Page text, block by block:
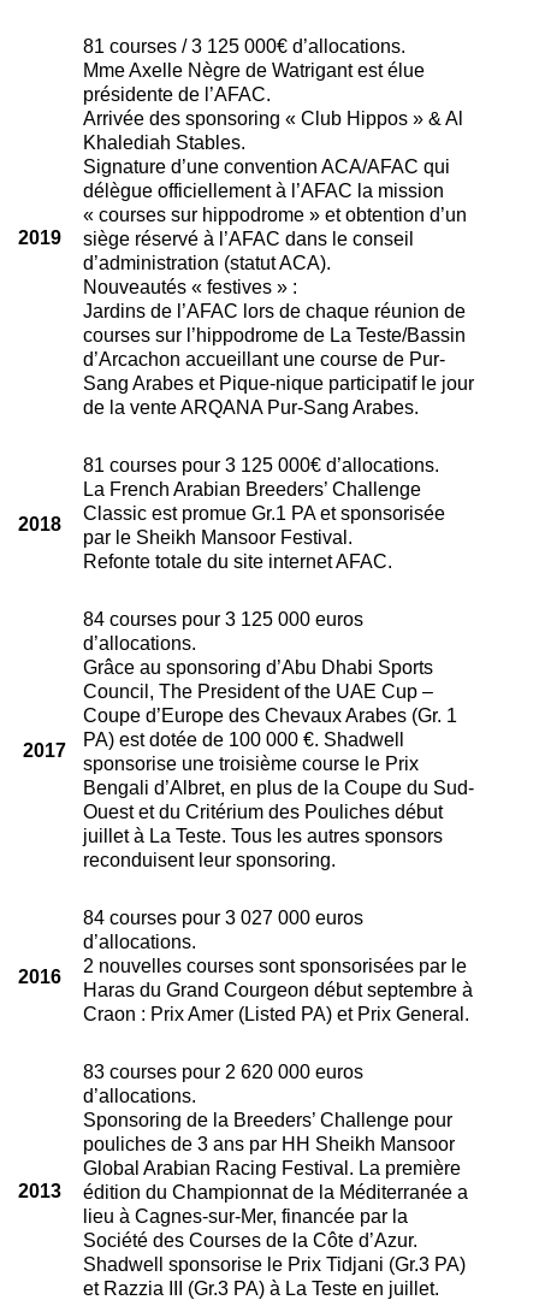
2019
81 courses / 3 125 000€ d’allocations.
Mme Axelle Nègre de Watrigant est élue
présidente de l’AFAC.
Arrivée des sponsoring « Club Hippos » & Al
Khalediah Stables.
Signature d’une convention ACA/AFAC qui
délègue officiellement à l’AFAC la mission
« courses sur hippodrome » et obtention d’un
siège réservé à l’AFAC dans le conseil
d’administration (statut ACA).
Nouveautés « festives » :
Jardins de l’AFAC lors de chaque réunion de
courses sur l’hippodrome de La Teste/Bassin
d’Arcachon accueillant une course de Pur-
Sang Arabes et Pique-nique participatif le jour
de la vente ARQANA Pur-Sang Arabes.
2018
81 courses pour 3 125 000€ d’allocations.
La French Arabian Breeders’ Challenge
Classic est promue Gr.1 PA et sponsorisée
par le Sheikh Mansoor Festival.
Refonte totale du site internet AFAC.
2017
84 courses pour 3 125 000 euros
d’allocations.
Grâce au sponsoring d’Abu Dhabi Sports
Council, The President of the UAE Cup –
Coupe d’Europe des Chevaux Arabes (Gr. 1
PA) est dotée de 100 000 €. Shadwell
sponsorise une troisième course le Prix
Bengali d’Albret, en plus de la Coupe du Sud-
Ouest et du Critérium des Pouliches début
juillet à La Teste. Tous les autres sponsors
reconduisent leur sponsoring.
2016
84 courses pour 3 027 000 euros
d’allocations.
2 nouvelles courses sont sponsorisées par le
Haras du Grand Courgeon début septembre à
Craon : Prix Amer (Listed PA) et Prix General.
2013
83 courses pour 2 620 000 euros
d’allocations.
Sponsoring de la Breeders’ Challenge pour
pouliches de 3 ans par HH Sheikh Mansoor
Global Arabian Racing Festival. La première
édition du Championnat de la Méditerranée a
lieu à Cagnes-sur-Mer, financée par la
Société des Courses de la Côte d’Azur.
Shadwell sponsorise le Prix Tidjani (Gr.3 PA)
et Razzia III (Gr.3 PA) à La Teste en juillet.